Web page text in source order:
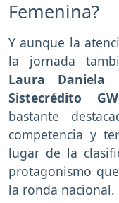
Femenina?
Y aunque la
la jornada
Laura Daniela
Sistecrédito GW
bastante
competencia y
lugar de la
protagonismo
la ronda nacional.